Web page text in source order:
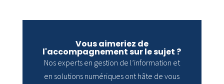
Vous aimeriez de
l'accompagnement sur le sujet ?
Nos experts en gestion de l’information et
en solutions numériques ont hâte de vous